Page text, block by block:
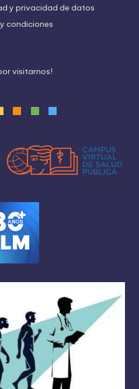
y privacidad de datos
condiciones
orvisitarnos!